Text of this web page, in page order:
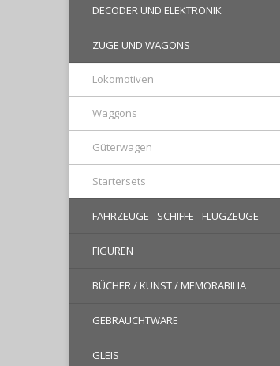
DECODER UND ELEKTRONIK
ZÜGE UND WAGONS
Lokomotiven
Waggons
Güterwagen
Startersets
FAHRZEUGE - SCHIFFE - FLUGZEUGE
FIGUREN
BÜCHER / KUNST / MEMORABILIA
GEBRAUCHTWARE
GLEIS